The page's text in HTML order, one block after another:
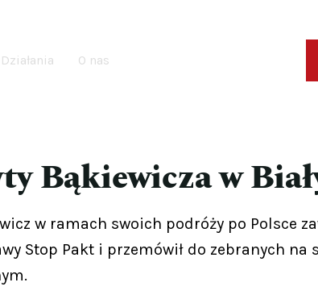
Działania O nas
Bąkiewicza w
w ramach swoich podróży po Polsce
Stop Pakt i przemówił do zebranych